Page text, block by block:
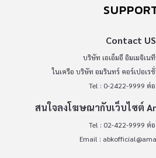
Contact US
บริษัท เอเอ็มอี อิมเมจิเน
ในเครือ บริษัท อมรินทร์ คอร์เปอเ
Tel : 0-2422-9999 ต่
สนใจลงโฆษณากับเว็บไซต์
Tel : 02-422-9999 ต่
Email :